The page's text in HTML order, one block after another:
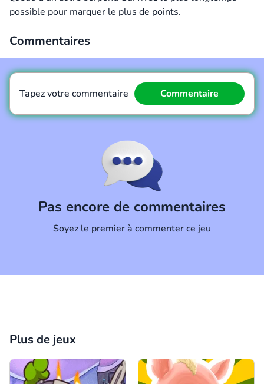
possible pour marquer le plus de points.
Commentaires
Pas encore de commentaires
Soyez le premier à commenter ce jeu
Tapez votre commentaire Commentaire
Plus de jeux